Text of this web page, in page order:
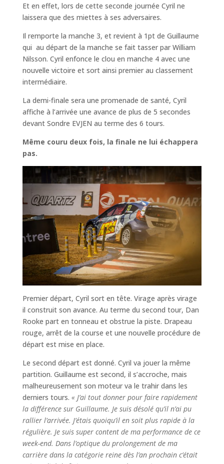
Et en effet, lors de cette seconde journée Cyril ne
laissera que des miettes à ses adversaires.
Il remporte la manche 3, et revient à 1pt de Guillaume
qui au départ de la manche se fait tasser par William
Nilsson. Cyril enfonce le clou en manche 4 avec une
nouvelle victoire et sort ainsi premier au classement
intermédiaire.
La demi-finale sera une promenade de santé, Cyril
affiche à l’arrivée une avance de plus de 5 secondes
devant Sondre EVJEN au terme des 6 tours.
Même couru deux fois, la finale ne lui échappera
pas.
Premier départ, Cyril sort en tête. Virage après virage
il construit son avance. Au terme du second tour, Dan
Rooke part en tonneau et obstrue la piste. Drapeau
rouge, arrêt de la course et une nouvelle procédure de
départ est mise en place.
Le second départ est donné. Cyril va jouer la même
partition. Guillaume est second, il s’accroche, mais
malheureusement son moteur va le trahir dans les
derniers tours. « J’ai tout donner pour faire rapidement
la différence sur Guillaume. Je suis désolé qu’il n’ai pu
rallier l’arrivée. J’étais quoiqu’il en soit plus rapide à la
régulière. Je suis super content de ma performance de ce
week-end. Dans l’optique du prolongement de ma
carrière dans la catégorie reine dès l’an prochain c’était